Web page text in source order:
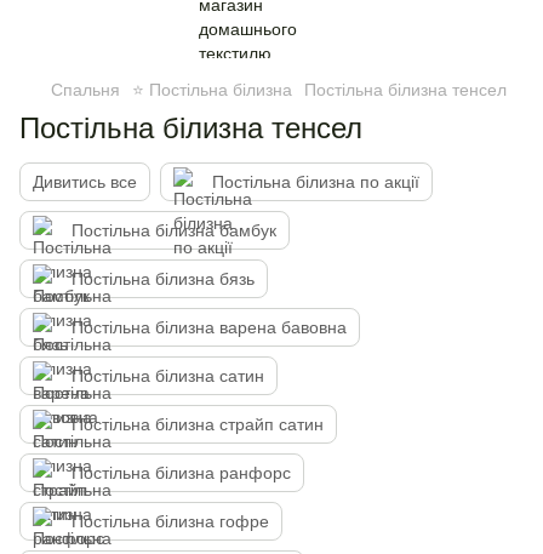
Спальня ⭐ Постільна білизна Постільна білизна тенсел
Постільна білизна тенсел
Дивитись все Постільна білизна по акції
Постільна білизна бамбук
Постільна білизна бязь
Постільна білизна варена бавовна
Постільна білизна сатин
Постільна білизна страйп сатин
Постільна білизна ранфорс
Постільна білизна гофре